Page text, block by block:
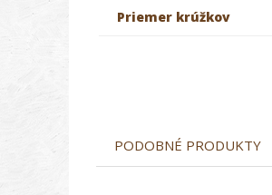
Priemer krúžkov
PODOBNÉ PRODUKTY